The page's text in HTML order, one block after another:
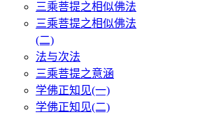
三乘菩提之相似佛法
三乘菩提之相似佛法
(二)
法与次法
三乘菩提之意涵
学佛正知见(一)
学佛正知见(二)